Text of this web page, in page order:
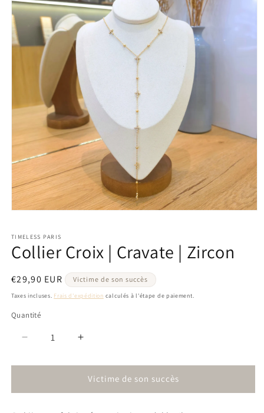
1
dans
une
modale
TIMELESS PARIS
Collier Croix | Cravate | Zircon
Prix
habituel
€29,90 EUR Victime de son succès
Taxes incluses. Frais d'expédition calculés à l'étape de paiement.
Quantité
Réduire
quantité
Collier
Augmenter
quantité
de
Collier
Victime de son succès